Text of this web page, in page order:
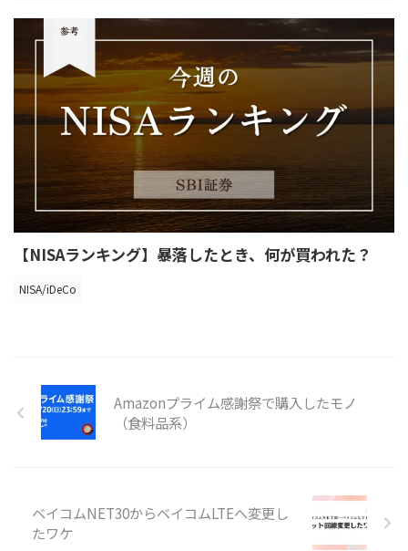
【NISAランキング】暴落したとき、何が買われた？
NISA/iDeCo
Amazonプライム感謝祭で購入したモノ
（食料品系）
ベイコムNET30からベイコムLTEへ変更し
たワケ